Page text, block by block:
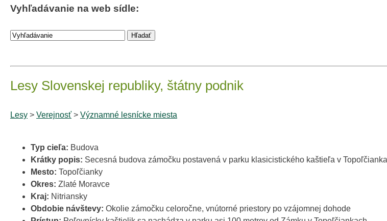
Vyhľadávanie na web sídle:
Lesy Slovenskej republiky, štátny podnik
Lesy > Verejnosť > Významné lesnícke miesta
Typ cieľa: Budova
Krátky popis: Secesná budova zámočku postavená v parku klasicistického kaštieľa v
Mesto: Topoľčianky
Okres: Zlaté Moravce
Kraj: Nitriansky
Obdobie návštevy: Okolie zámočku celoročne, vnútorné priestory po vzájomnej dohode